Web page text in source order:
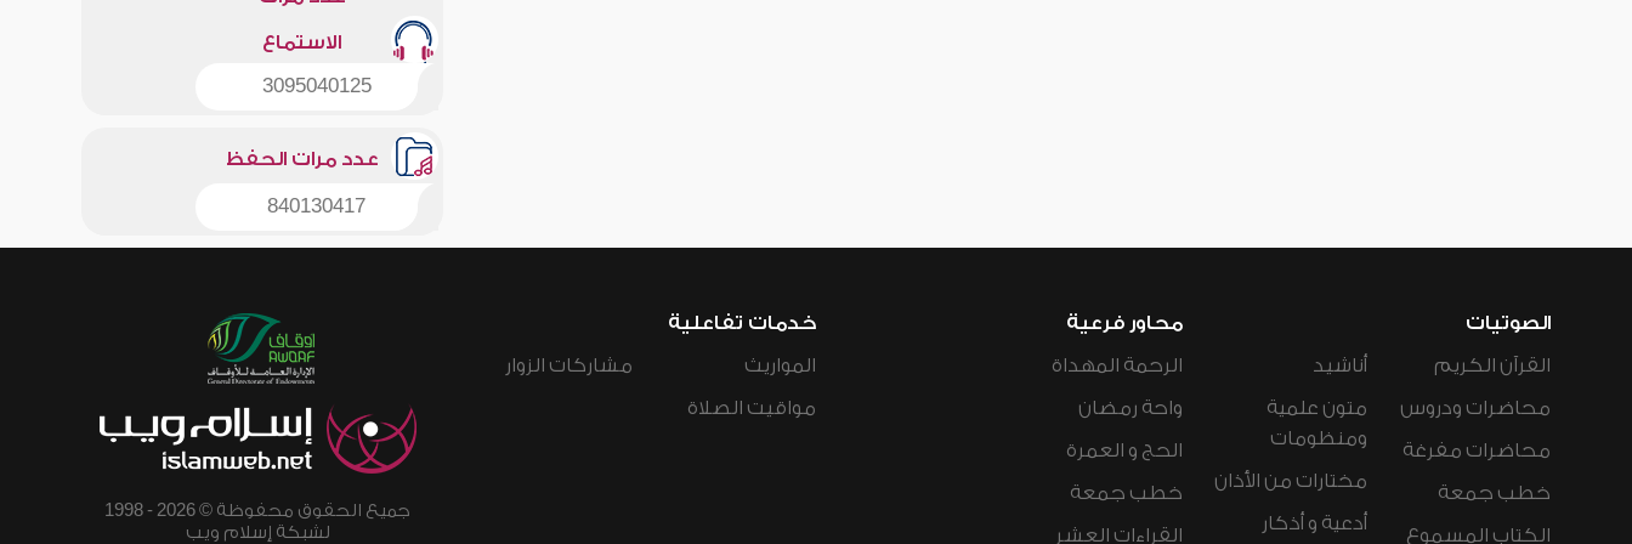
الاستماع
3095040125
عدد مرات الحفظ
840130417
الصوتيات
القرآن الكريم
محاضرات ودروس
محاضرات مفرغة
خطب جمعة
الكتاب المسموع
أناشيد
متون علمية
ومنظومات
مختارات من الأذان
أدعية و أذكار
محاور فرعية
الرحمة المهداة
واحة رمضان
الحج و العمرة
خطب جمعة
القراءات العشر
خدمات تفاعلية
المواريث
مواقيت الصلاة
مشاركات الزوار
جميع الحقوق محفوظة © 2026 - 1998
لشبكة إسلام ويب